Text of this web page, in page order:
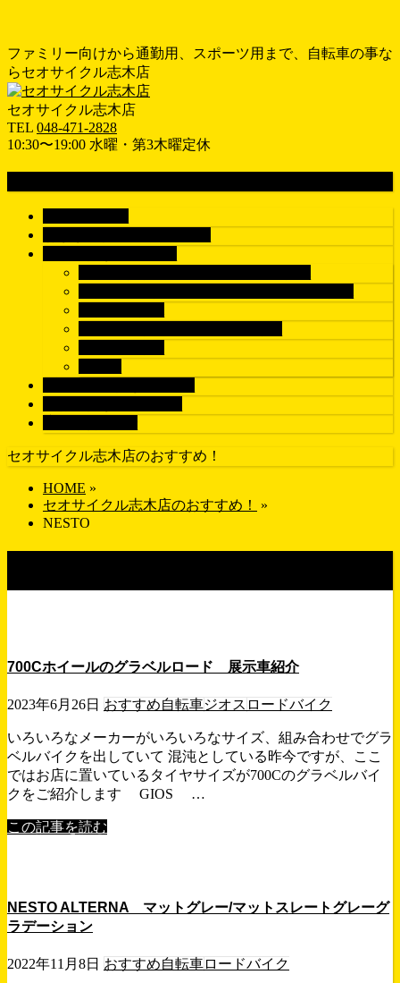
ファミリー向けから通勤用、スポーツ用まで、自転車の事な
らセオサイクル志木店
セオサイクル志木店
TEL 048-471-2828
10:30〜19:00 水曜・第3木曜定休
セオサイクル志木店のおすすめ！
HOME »
セオサイクル志木店のおすすめ！
»
NESTO
700Cホイールのグラベルロード 展示車紹介
2023年6月26日 おすすめ自転車ジオス ロードバイク
いろいろなメーカーがいろいろなサイズ、組み合わせでグラ
ベルバイクを出していて 混沌としている昨今ですが、ここ
ではお店に置いているタイヤサイズが700Cのグラベルバイ
クをご紹介します GIOS …
この記事を読む
NESTO ALTERNA マットグレー/マットスレートグレーグ
ラデーション
2022年11月8日 おすすめ自転車ロードバイク